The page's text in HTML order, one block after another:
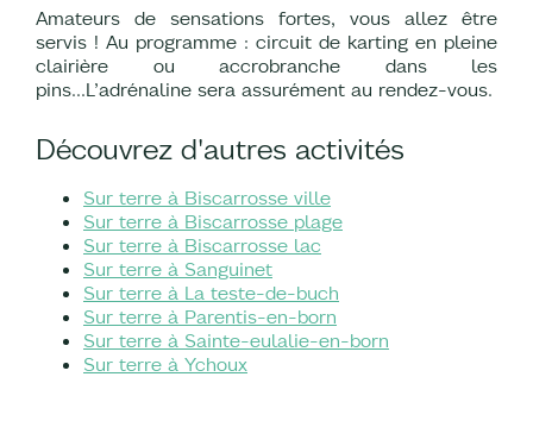
Amateurs de sensations fortes, vous allez être
servis ! Au programme : circuit de karting en pleine
clairière ou accrobranche dans les
pins...L’adrénaline sera assurément au rendez-vous.
Découvrez d'autres activités
Sur terre à Biscarrosse ville
Sur terre à Biscarrosse plage
Sur terre à Biscarrosse lac
Sur terre à Sanguinet
Sur terre à La teste-de-buch
Sur terre à Parentis-en-born
Sur terre à Sainte-eulalie-en-born
Sur terre à Ychoux